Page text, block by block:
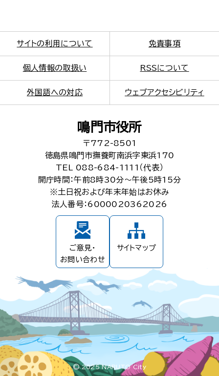
サイトの利用について 免責事項
個人情報の取扱い RSSについて
外国語への対応 ウェブアクセシビリティ
鳴門市役所
〒772-8501
徳島県鳴門市撫養町南浜字東浜170
TEL 088-684-1111（代表）
開庁時間：午前8時30分～午後5時15分
※土日祝および年末年始はお休み
法人番号：6000020362026
ご意見・
お問い合わせ
サイトマップ
© 2025 NARUTO City